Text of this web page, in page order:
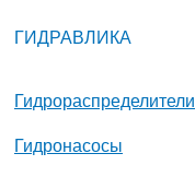
ГИДРАВЛИКА
Гидрораспределители
Гидронасосы